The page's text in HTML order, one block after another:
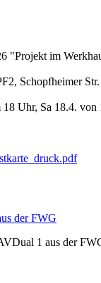
"Projekt im
Schopfheimer
Uhr, Sa 18.4.
der FWG
1 aus der